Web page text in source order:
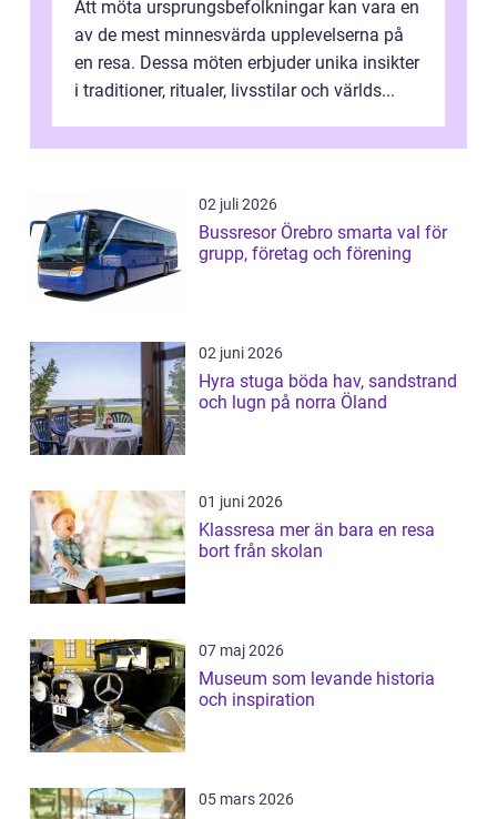
Att möta ursprungsbefolkningar kan vara en
av de mest minnesvärda upplevelserna på
en resa. Dessa möten erbjuder unika insikter
i traditioner, ritualer, livsstilar och världs...
02 juli 2026
Bussresor Örebro smarta val för
grupp, företag och förening
02 juni 2026
Hyra stuga böda hav, sandstrand
och lugn på norra Öland
01 juni 2026
Klassresa mer än bara en resa
bort från skolan
07 maj 2026
Museum som levande historia
och inspiration
05 mars 2026